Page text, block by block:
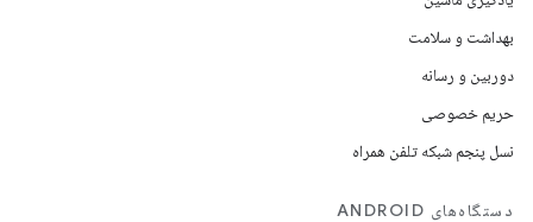
بهداشت و سلامت
دوربین و رسانه
حریم خصوصی
نسل پنجم شبکه تلفن همراه
دستگاه‌های ANDROID